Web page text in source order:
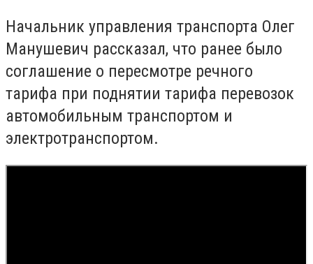
Начальник управления транспорта Олег
Манушевич рассказал, что ранее было
соглашение о пересмотре речного
тарифа при поднятии тарифа перевозок
автомобильным транспортом и
электротранспортом.